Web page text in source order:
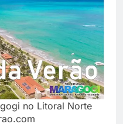
no Litoral Norte